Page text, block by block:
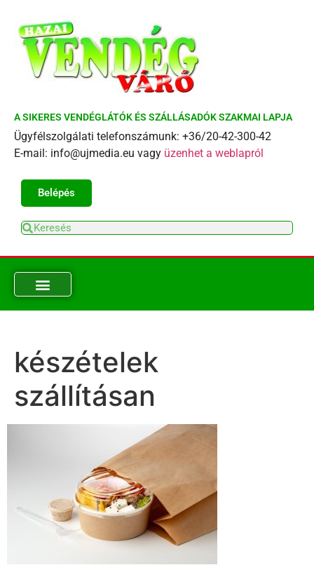
A SIKERES VENDÉGLÁTÓK ÉS SZÁLLÁSADÓK SZAKMAI LAPJA
Ügyfélszolgálati telefonszámunk: +36/20-42-300-42
E-mail: info@ujmedia.eu vagy üzenhet a weblapról
Belépés
készételek
szállításan